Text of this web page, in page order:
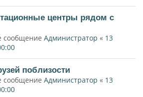
центры рядом с
сообщение Администратор « 13
поблизости
сообщение Администратор « 13